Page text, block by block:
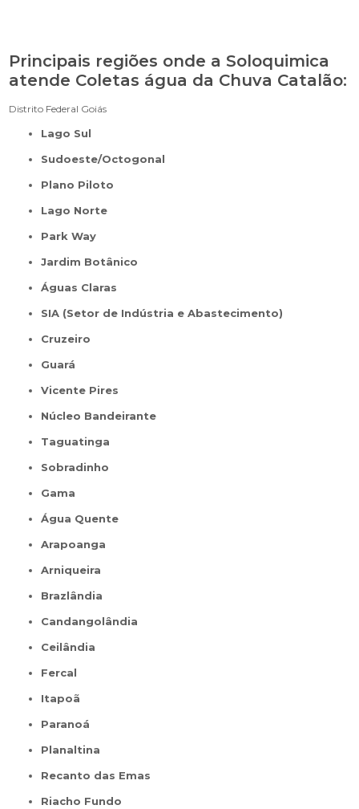
Principais regiões onde a Soloquimica
atende Coletas água da Chuva Catalão:
Distrito Federal Goiás
Lago Sul
Sudoeste/Octogonal
Plano Piloto
Lago Norte
Park Way
Jardim Botânico
Águas Claras
SIA (Setor de Indústria e Abastecimento)
Cruzeiro
Guará
Vicente Pires
Núcleo Bandeirante
Taguatinga
Sobradinho
Gama
Água Quente
Arapoanga
Arniqueira
Brazlândia
Candangolândia
Ceilândia
Fercal
Itapoã
Paranoá
Planaltina
Recanto das Emas
Riacho Fundo